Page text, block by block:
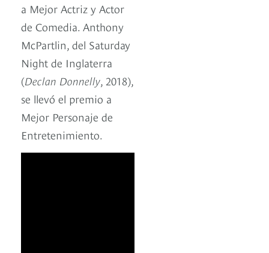
a Mejor Actriz y Actor
de Comedia. Anthony
McPartlin, del Saturday
Night de Inglaterra
(Declan Donnelly, 2018),
se llevó el premio a
Mejor Personaje de
Entretenimiento.